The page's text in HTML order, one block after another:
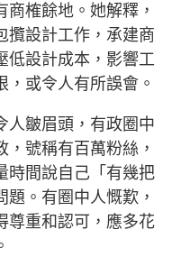
榷餘地。她解釋，
攬設計工作，承建商
低設計成本，影響工
或令人有所誤會。
人皺眉頭，有政圈中
號稱有百萬粉絲，
時間說自己「有幾把
。有圈中人慨歎，
尊重和認可，應多花